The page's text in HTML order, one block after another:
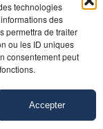
technologies
des
permettra de traiter
ou les ID uniques
consentement peut
Accepter